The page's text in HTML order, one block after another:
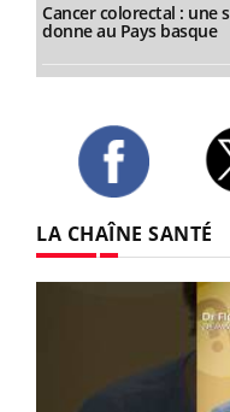
Cancer colorectal : une
donne au Pays basque
LA CHAÎNE SANTÉ